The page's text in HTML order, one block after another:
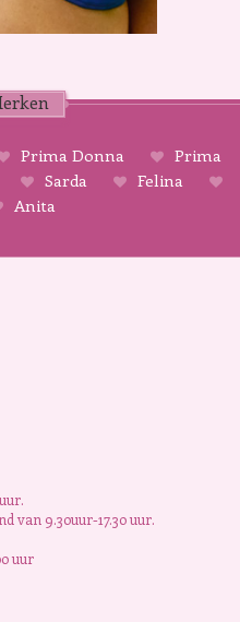
Prima Donna
Prima
Sarda
Felina
Anita
van 9.30uur-17.30 uur.
uur